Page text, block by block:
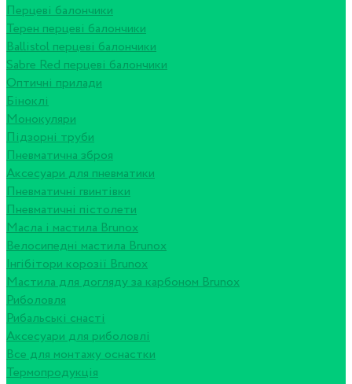
Перцеві балончики
Терен перцеві балончики
Ballistol перцеві балончики
Sabre Red перцеві балончики
Оптичні прилади
Біноклі
Монокуляри
Підзорні труби
Пневматична зброя
Аксесуари для пневматики
Пневматичні гвинтівки
Пневматичні пістолети
Масла і мастила Brunox
Велосипедні мастила Brunox
Інгібітори корозії Brunox
Мастила для догляду за карбоном Brunox
Риболовля
Рибальські снасті
Аксесуари для риболовлі
Все для монтажу оснастки
Термопродукція